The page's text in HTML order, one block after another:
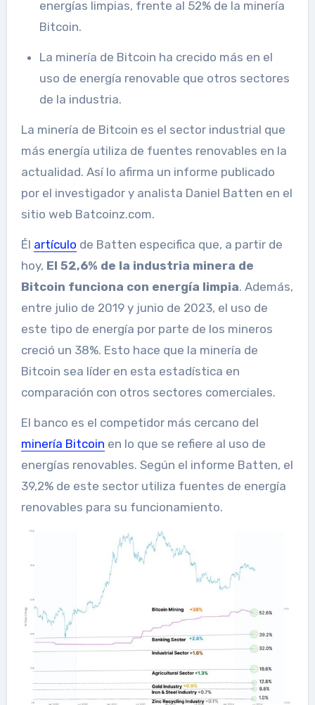
energías limpias, frente al 52% de la minería
Bitcoin.
La minería de Bitcoin ha crecido más en el
uso de energía renovable que otros sectores
de la industria.
La minería de Bitcoin es el sector industrial que
más energía utiliza de fuentes renovables en la
actualidad. Así lo afirma un informe publicado
por el investigador y analista Daniel Batten en el
sitio web Batcoinz.com.
Él artículo de Batten especifica que, a partir de
hoy, El 52,6% de la industria minera de
Bitcoin funciona con energía limpia. Además,
entre julio de 2019 y junio de 2023, el uso de
este tipo de energía por parte de los mineros
creció un 38%. Esto hace que la minería de
Bitcoin sea líder en esta estadística en
comparación con otros sectores comerciales.
El banco es el competidor más cercano del
minería Bitcoin en lo que se refiere al uso de
energías renovables. Según el informe Batten, el
39,2% de este sector utiliza fuentes de energía
renovables para su funcionamiento.